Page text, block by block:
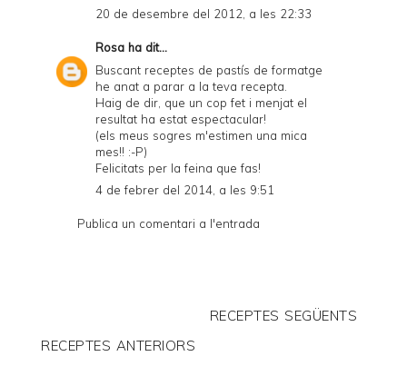
20 de desembre del 2012, a les 22:33
Rosa ha dit...
Buscant receptes de pastís de formatge
he anat a parar a la teva recepta.
Haig de dir, que un cop fet i menjat el
resultat ha estat espectacular!
(els meus sogres m'estimen una mica
mes!! :-P)
Felicitats per la feina que fas!
4 de febrer del 2014, a les 9:51
Publica un comentari a l'entrada
RECEPTES SEGÜENTS
RECEPTES ANTERIORS